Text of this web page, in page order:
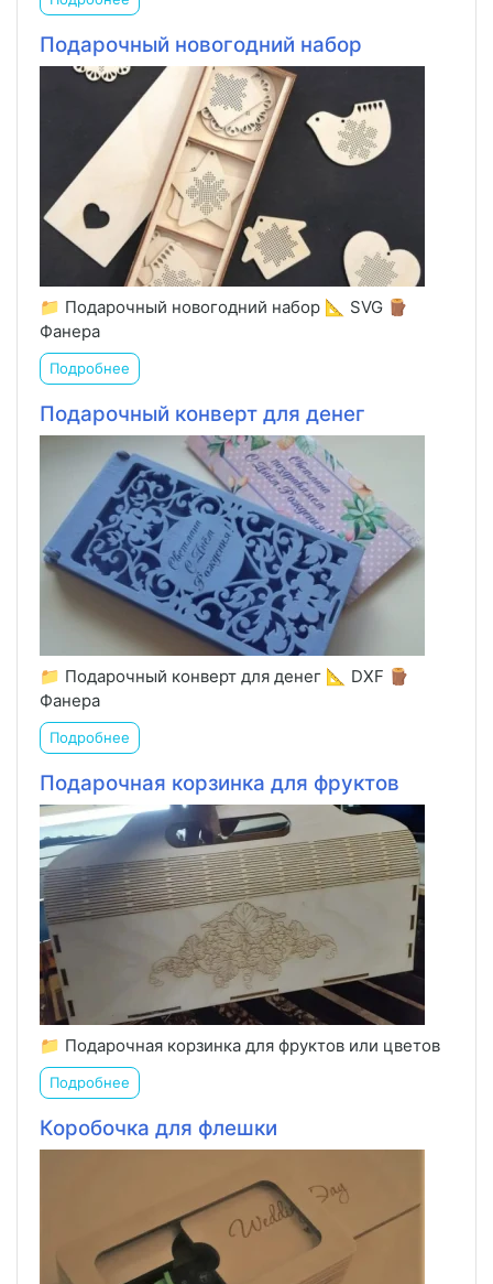
Подарочный новогодний набор
📁 Подарочный новогодний набор 📐 SVG 🪵
Фанера
Подробнее
Подарочный конверт для денег
📁 Подарочный конверт для денег 📐 DXF 🪵
Фанера
Подробнее
Подарочная корзинка для фруктов
📁 Подарочная корзинка для фруктов или цветов
Подробнее
Коробочка для флешки